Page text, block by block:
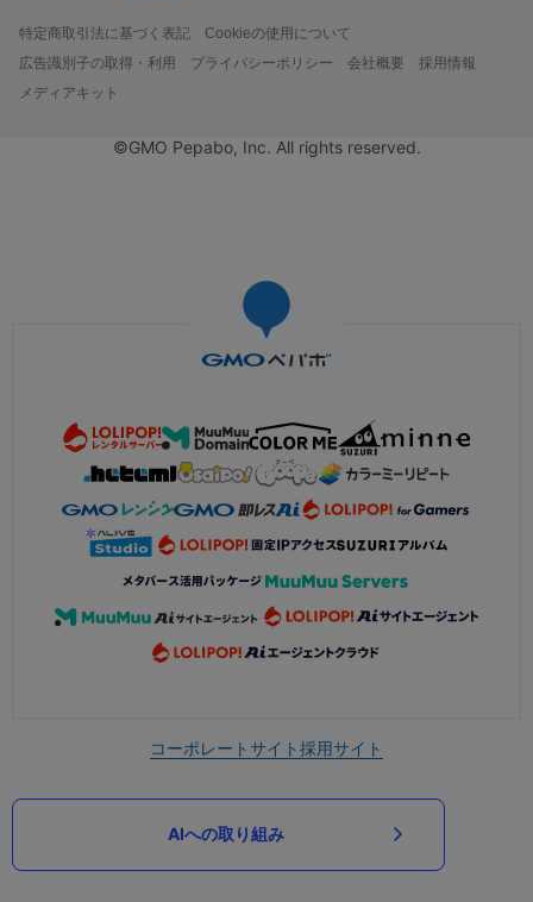
特定商取引法に基づく表記
Cookieの使用について
広告識別子の取得・利用
プライバシーポリシー 会社概要
採用情報
メディアキット
©GMO Pepabo, Inc. All rights reserved.
コーポレートサイト採用サイト
AIへの取り組み